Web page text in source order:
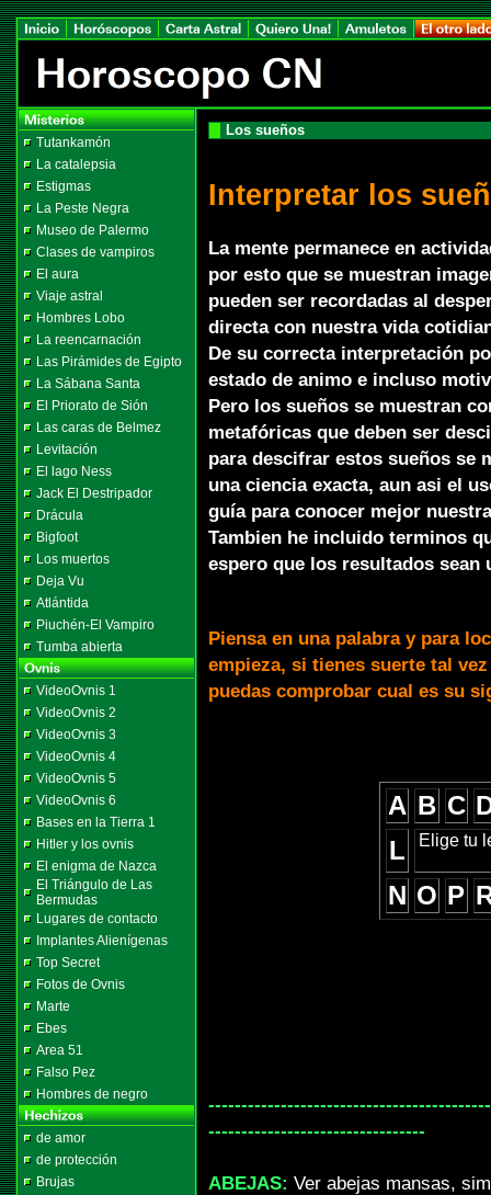
Tutankamón
La catalepsia
Estigmas
La Peste Negra
Museo de Palermo
Clases de vampiros
El aura
Viaje astral
Hombres Lobo
La reencarnación
Las Pirámides de Egipto
La Sábana Santa
El Priorato de Sión
Las caras de Belmez
Levitación
El lago Ness
Jack El Destripador
Drácula
Bigfoot
Los muertos
Deja Vu
Atlántida
Piuchén-El Vampiro
Tumba abierta
VideoOvnis 1
VideoOvnis 2
VideoOvnis 3
VideoOvnis 4
VideoOvnis 5
VideoOvnis 6
Bases en la Tierra 1
Hitler y los ovnis
El enigma de Nazca
El Triángulo de Las
Bermudas
Lugares de contacto
Implantes Alienígenas
Top Secret
Fotos de Ovnis
Marte
Ebes
Area 51
Falso Pez
Hombres de negro
de amor
de protección
Brujas
Los sueños
Interpretar los
La mente permanece en
por esto que se muestran
pueden ser recordadas al
directa con nuestra vida
De su correcta interpretación
estado de animo e incluso
Pero los sueños se muestran
metafóricas que deben ser
para descifrar estos sueños se
una ciencia exacta, aun asi el
guía para conocer mejor
Tambien he incluido terminos
espero que los resultados sean
Piensa en una palabra y para
empieza, si tienes suerte tal
puedas comprobar cual es su
A B C
L
Elige tu
N O P
---------------------------------
ABEJAS: Ver abejas mansas,